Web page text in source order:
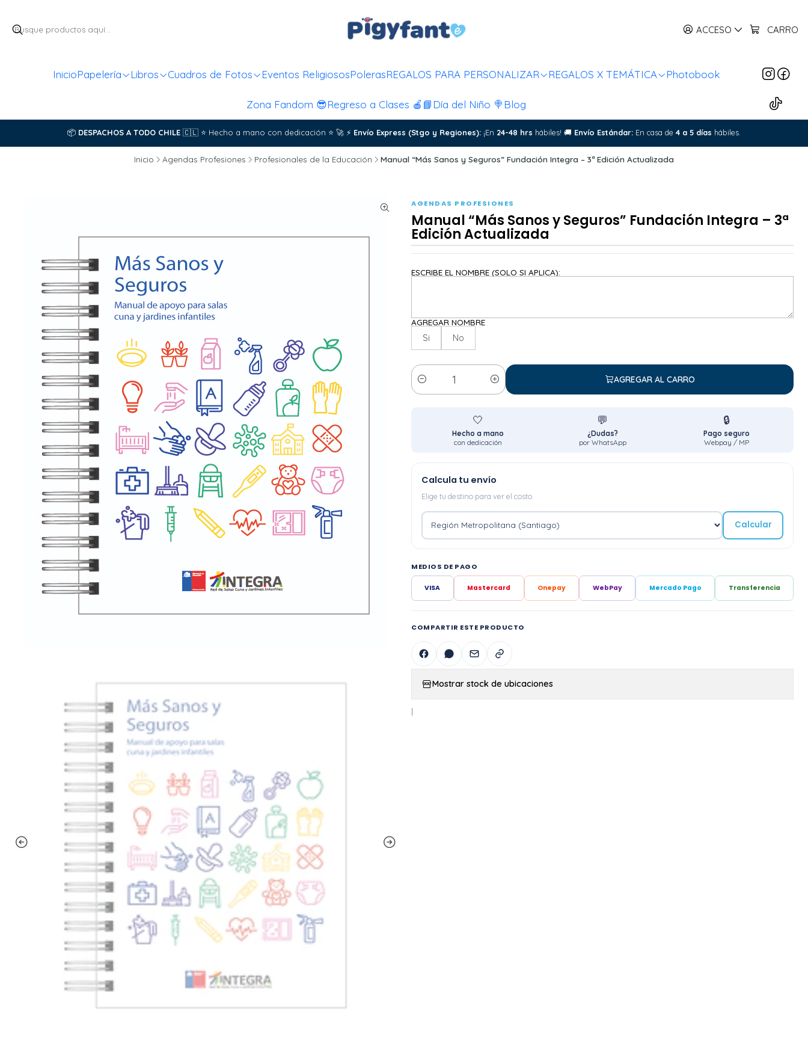
ACCESO CARRO
InicioPapelería Libros Cuadros de Fotos Eventos ReligiososPolerasREGALOS PARA PERSONALIZAR REGALOS X TEMÁTICA Photobook
Zona Fandom 😎Regreso a Clases 🍎📘 Día del Niño 🍭 Blog
📦 DESPACHOS A TODO CHILE 🇨🇱 ⭐ Hecho a mano con dedicación ⭐ 🚀 ⚡ Envío Express (Stgo y Regiones): ¡En 24-48 hrs hábiles! 🚚 Envío Estándar: En casa de 4 a 5 días hábiles.
Inicio Agendas Profesiones Profesionales de la Educación Manual “Más Sanos y Seguros” Fundación Integra – 3ª Edición Actualizada
AGENDAS PROFESIONES
Manual “Más Sanos y Seguros” Fundación Integra – 3ª
Edición Actualizada
ESCRIBE EL NOMBRE (SOLO SI APLICA):
AGREGAR NOMBRE
Si No
Cantidad
AGREGAR AL CARRO
🤍
Hecho a mano
con dedicación
💬
¿Dudas?
por WhatsApp
🔒
Pago seguro
Webpay / MP
Calcula tu envío
Elige tu destino para ver el costo.
Calcular
MEDIOS DE PAGO
VISA Mastercard Onepay WebPay Mercado Pago Transferencia
COMPARTIR ESTE PRODUCTO
Mostrar stock de ubicaciones
|